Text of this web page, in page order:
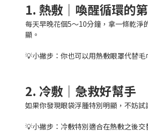
1. 熱敷｜喚醒循環的
每天早晚花個5～10分鐘，拿一條乾淨
顯。
💡小撇步：你也可以用熱敷眼罩代替毛
2. 冷敷｜急救好幫手
如果你發現眼袋浮腫特別明顯，不妨
💡小撇步：冷敷特別適合在熱敷之後交